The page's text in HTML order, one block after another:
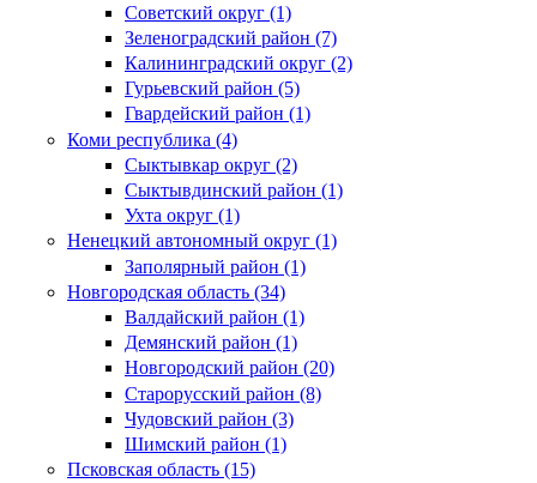
Советский округ (1)
Зеленоградский район (7)
Калининградский округ (2)
Гурьевский район (5)
Гвардейский район (1)
Коми республика (4)
Сыктывкар округ (2)
Сыктывдинский район (1)
Ухта округ (1)
Ненецкий автономный округ (1)
Заполярный район (1)
Новгородская область (34)
Валдайский район (1)
Демянский район (1)
Новгородский район (20)
Старорусский район (8)
Чудовский район (3)
Шимский район (1)
Псковская область (15)